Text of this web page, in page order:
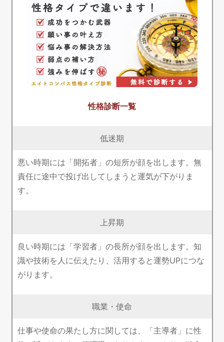
性格診断一覧
低迷期
悪い時期には「開拓者」の短所が顔を出します。無
責任に途中で投げ出してしまうと運気が下がりま
す。
上昇期
良い時期には「学習者」の長所が顔を出します。知
識や技術を人に伝えたり、活用すると運勢UPにつな
がります。
職業・使命
仕事や使命の果たし方に関しては、「主導者」に性